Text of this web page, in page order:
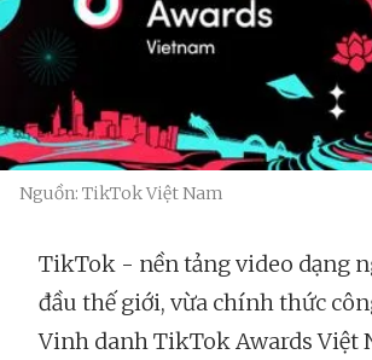
Nguồn: TikTok Việt Nam
TikTok - nền tảng video dạng
đầu thế giới, vừa chính thức
Vinh danh TikTok Awards Việt